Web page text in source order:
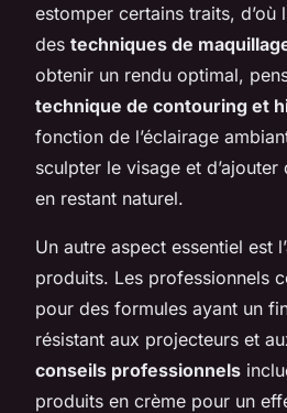
estomper certains traits, d’où
des techniques de
obtenir un rendu optimal,
technique de contouring et
fonction de l’éclairage
sculpter le visage et
en restant naturel.
Un autre aspect essentiel est
produits. Les professionnels
pour des formules ayant un
résistant aux projecteurs et
conseils professionnels
produits en crème pour un